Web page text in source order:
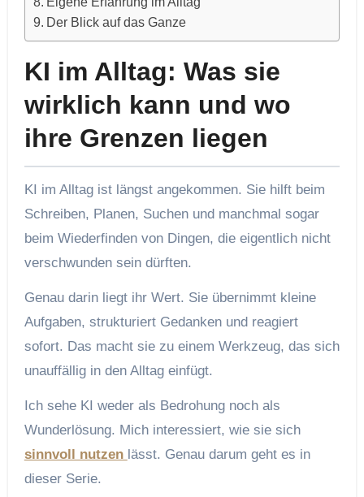
Der Blick auf das Ganze
KI im Alltag: Was sie
wirklich kann und wo
ihre Grenzen liegen
KI im Alltag ist längst angekommen. Sie hilft beim
Schreiben, Planen, Suchen und manchmal sogar
beim Wiederfinden von Dingen, die eigentlich nicht
verschwunden sein dürften.
Genau darin liegt ihr Wert. Sie übernimmt kleine
Aufgaben, strukturiert Gedanken und reagiert
sofort. Das macht sie zu einem Werkzeug, das sich
unauffällig in den Alltag einfügt.
Ich sehe KI weder als Bedrohung noch als
Wunderlösung. Mich interessiert, wie sie sich
sinnvoll nutzen lässt. Genau darum geht es in
dieser Serie.